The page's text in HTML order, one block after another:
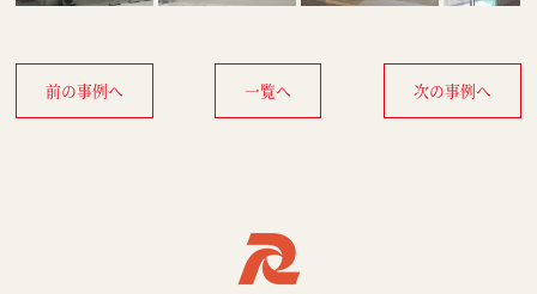
前の事例へ 一覧へ 次の事例へ